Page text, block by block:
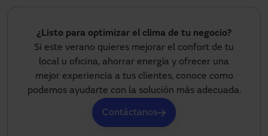
¿Listo para optimizar el clima de tu negocio?
Si este verano quieres mejorar el confort de tu
local u oficina, ahorrar energía y ofrecer una
mejor experiencia a tus clientes, conoce como
podemos ayudarte con la solución más adecuada.
Contáctanos